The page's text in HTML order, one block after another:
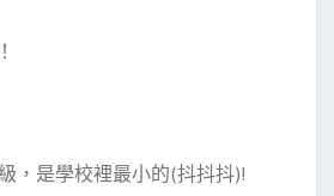
，是學校裡最小的(抖抖抖)!